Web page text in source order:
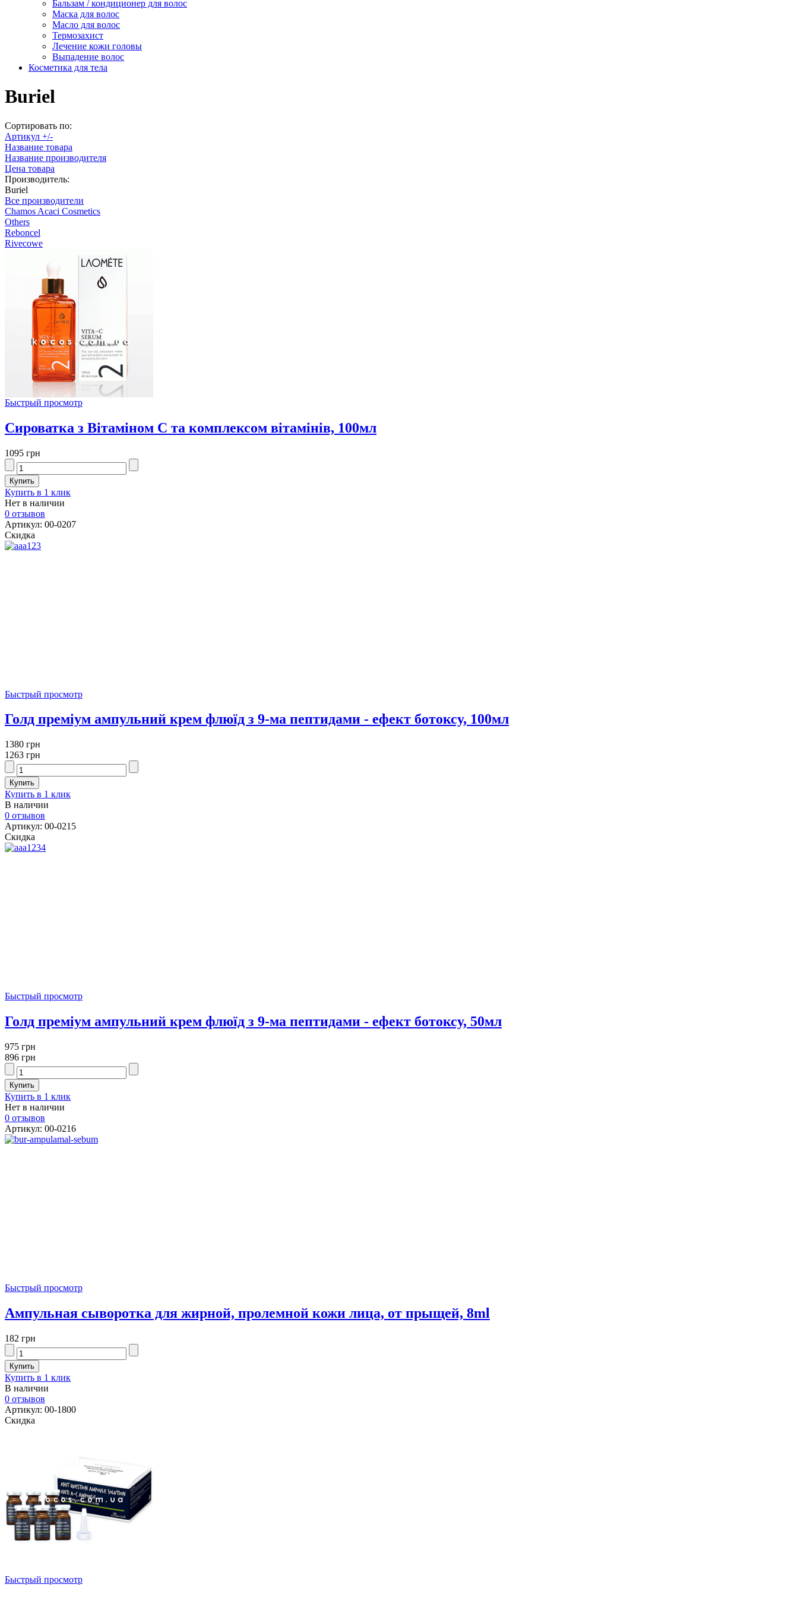
Бальзам / кондиционер для волос
Маска для волос
Масло для волос
Термозахист
Лечение кожи головы
Выпадение волос
Косметика для тела
Buriel
Сортировать по:
Артикул +/-
Название товара
Название производителя
Цена товара
Производитель:
Buriel
Все производители
Chamos Acaci Cosmetics
Others
Reboncel
Rivecowe
Быстрый просмотр
Сироватка з Вітаміном С та комплексом вітамінів, 100мл
1095 грн
Купить в 1 клик
Нет в наличии
0 отзывов
Артикул: 00-0207
Скидка
Быстрый просмотр
Голд преміум ампульний крем флюїд з 9-ма пептидами - ефект ботоксу, 100мл
1380 грн
1263 грн
Купить в 1 клик
В наличии
0 отзывов
Артикул: 00-0215
Скидка
Быстрый просмотр
Голд преміум ампульний крем флюїд з 9-ма пептидами - ефект ботоксу, 50мл
975 грн
896 грн
Купить в 1 клик
Нет в наличии
0 отзывов
Артикул: 00-0216
Быстрый просмотр
Ампульная сыворотка для жирной, пролемной кожи лица, от прыщей, 8ml
182 грн
Купить в 1 клик
В наличии
0 отзывов
Артикул: 00-1800
Скидка
Быстрый просмотр